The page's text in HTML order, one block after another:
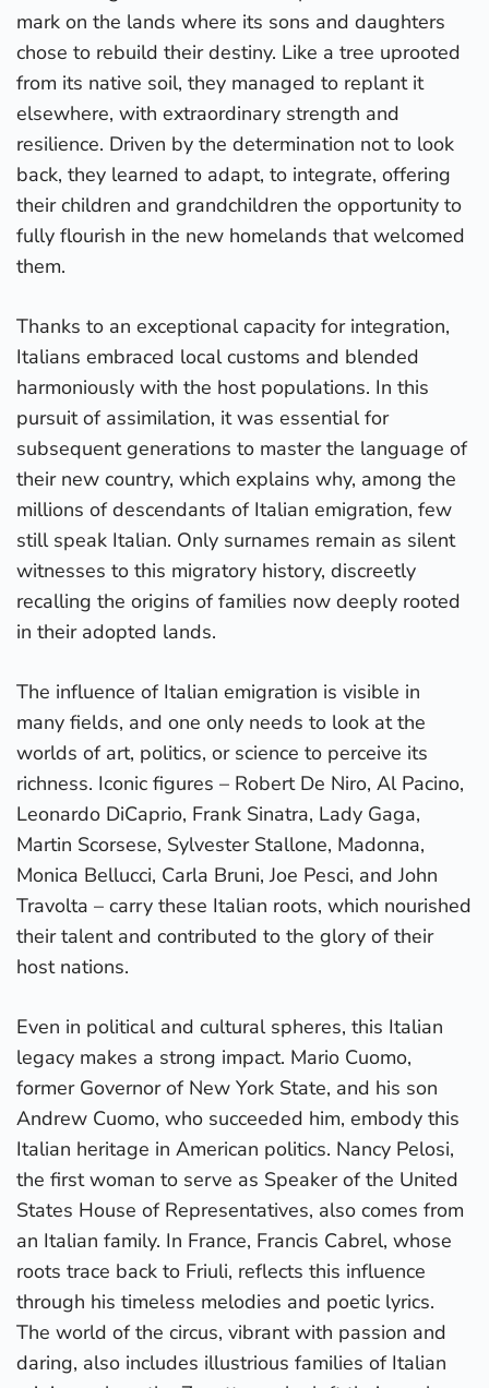
mark on the lands where its sons and daughters
chose to rebuild their destiny. Like a tree uprooted
from its native soil, they managed to replant it
elsewhere, with extraordinary strength and
resilience. Driven by the determination not to look
back, they learned to adapt, to integrate, offering
their children and grandchildren the opportunity to
fully flourish in the new homelands that welcomed
them.
Thanks to an exceptional capacity for integration,
Italians embraced local customs and blended
harmoniously with the host populations. In this
pursuit of assimilation, it was essential for
subsequent generations to master the language of
their new country, which explains why, among the
millions of descendants of Italian emigration, few
still speak Italian. Only surnames remain as silent
witnesses to this migratory history, discreetly
recalling the origins of families now deeply rooted
in their adopted lands.
The influence of Italian emigration is visible in
many fields, and one only needs to look at the
worlds of art, politics, or science to perceive its
richness. Iconic figures – Robert De Niro, Al Pacino,
Leonardo DiCaprio, Frank Sinatra, Lady Gaga,
Martin Scorsese, Sylvester Stallone, Madonna,
Monica Bellucci, Carla Bruni, Joe Pesci, and John
Travolta – carry these Italian roots, which nourished
their talent and contributed to the glory of their
host nations.
Even in political and cultural spheres, this Italian
legacy makes a strong impact. Mario Cuomo,
former Governor of New York State, and his son
Andrew Cuomo, who succeeded him, embody this
Italian heritage in American politics. Nancy Pelosi,
the first woman to serve as Speaker of the United
States House of Representatives, also comes from
an Italian family. In France, Francis Cabrel, whose
roots trace back to Friuli, reflects this influence
through his timeless melodies and poetic lyrics.
The world of the circus, vibrant with passion and
daring, also includes illustrious families of Italian